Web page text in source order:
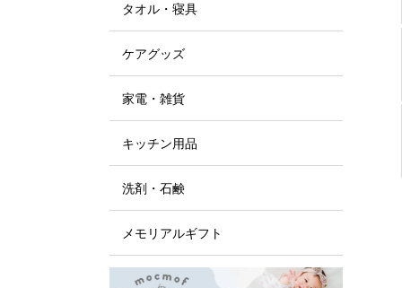
タオル・寝具
ケアグッズ
家電・雑貨
キッチン用品
洗剤・石鹸
メモリアルギフト